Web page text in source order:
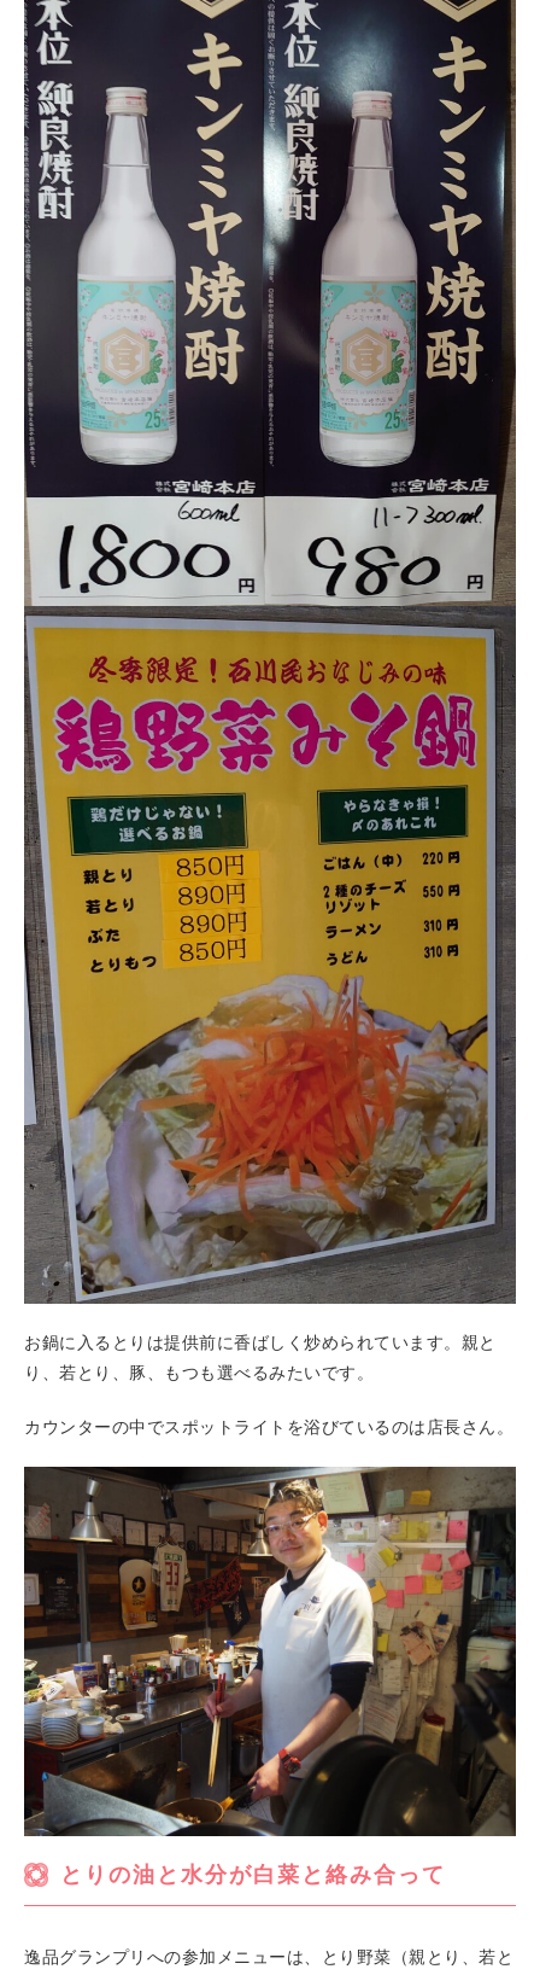
お鍋に入るとりは提供前に香ばしく炒められています。親と
り、若とり、豚、もつも選べるみたいです。
カウンターの中でスポットライトを浴びているのは店長さん。
とりの油と水分が白菜と絡み合って
逸品グランプリへの参加メニューは、とり野菜（親とり、若と